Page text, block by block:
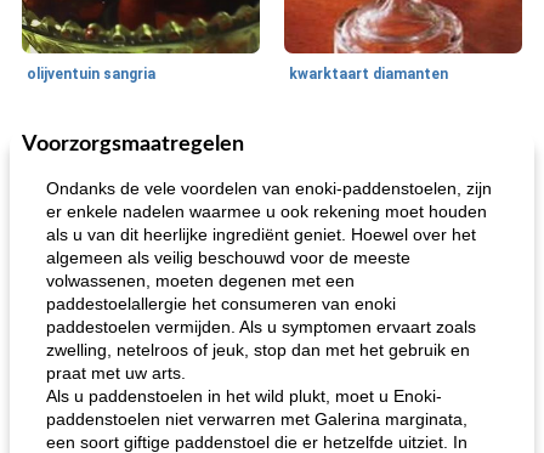
olijventuin sangria kwarktaart diamanten
65min
Feestdagen en evenementen
Voorzorgsmaatregelen
Ondanks de vele voordelen van enoki-paddenstoelen, zijn
er enkele nadelen waarmee u ook rekening moet houden
als u van dit heerlijke ingrediënt geniet. Hoewel over het
algemeen als veilig beschouwd voor de meeste
volwassenen, moeten degenen met een
paddestoelallergie het consumeren van enoki
paddestoelen vermijden. Als u symptomen ervaart zoals
zwelling, netelroos of jeuk, stop dan met het gebruik en
praat met uw arts.
Als u paddenstoelen in het wild plukt, moet u Enoki-
paddenstoelen niet verwarren met Galerina marginata,
een soort giftige paddenstoel die er hetzelfde uitziet. In